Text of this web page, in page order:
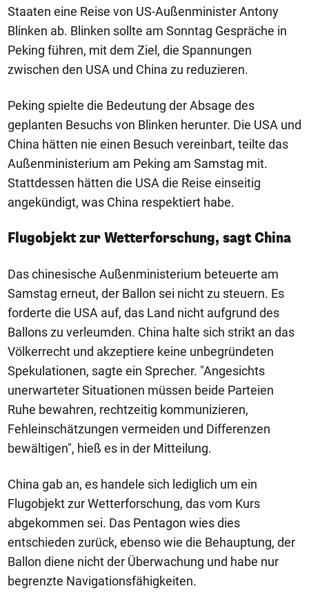
Staaten eine Reise von US-Außenminister Antony
Blinken ab. Blinken sollte am Sonntag Gespräche in
Peking führen, mit dem Ziel, die Spannungen
zwischen den USA und China zu reduzieren.
Peking spielte die Bedeutung der Absage des
geplanten Besuchs von Blinken herunter. Die USA und
China hätten nie einen Besuch vereinbart, teilte das
Außenministerium am Peking am Samstag mit.
Stattdessen hätten die USA die Reise einseitig
angekündigt, was China respektiert habe.
Flugobjekt zur Wetterforschung, sagt China
Das chinesische Außenministerium beteuerte am
Samstag erneut, der Ballon sei nicht zu steuern. Es
forderte die USA auf, das Land nicht aufgrund des
Ballons zu verleumden. China halte sich strikt an das
Völkerrecht und akzeptiere keine unbegründeten
Spekulationen, sagte ein Sprecher. "Angesichts
unerwarteter Situationen müssen beide Parteien
Ruhe bewahren, rechtzeitig kommunizieren,
Fehleinschätzungen vermeiden und Differenzen
bewältigen", hieß es in der Mitteilung.
China gab an, es handele sich lediglich um ein
Flugobjekt zur Wetterforschung, das vom Kurs
abgekommen sei. Das Pentagon wies dies
entschieden zurück, ebenso wie die Behauptung, der
Ballon diene nicht der Überwachung und habe nur
begrenzte Navigationsfähigkeiten.